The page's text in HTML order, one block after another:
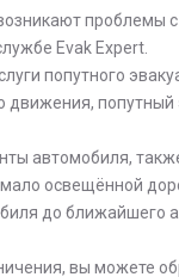
проблемы
Evak Expert.
попутного
движения,
автомобиля,
освещённой
до ближайшего
вы можете